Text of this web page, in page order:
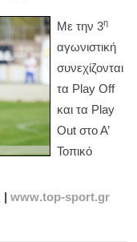
Με την 3η
αγωνιστική
συνεχίζονται
τα Play Off
και τα Play
Out στο Α’
Τοπικό
www.top-sport.gr